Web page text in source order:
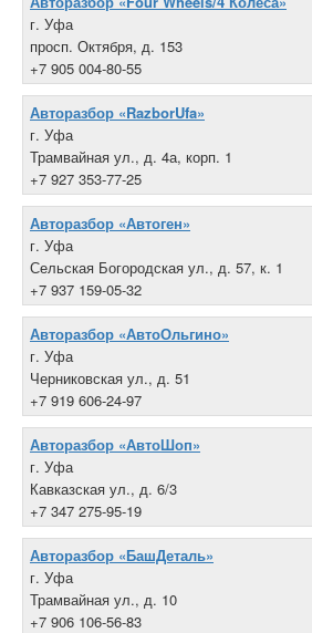
г. Уфа
просп. Октября, д. 153
+7 905 004-80-55
Авторазбор «RazborUfa»
г. Уфа
Трамвайная ул., д. 4а, корп. 1
+7 927 353-77-25
Авторазбор «Автоген»
г. Уфа
Сельская Богородская ул., д. 57, к. 1
+7 937 159-05-32
Авторазбор «АвтоОльгино»
г. Уфа
Черниковская ул., д. 51
+7 919 606-24-97
Авторазбор «АвтоШоп»
г. Уфа
Кавказская ул., д. 6/3
+7 347 275-95-19
Авторазбор «БашДеталь»
г. Уфа
Трамвайная ул., д. 10
+7 906 106-56-83